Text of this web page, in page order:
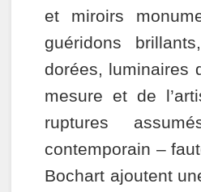
et miroirs
guéridons
dorées, luminaires
mesure et de
ruptures
contemporain –
Bochart ajoutent